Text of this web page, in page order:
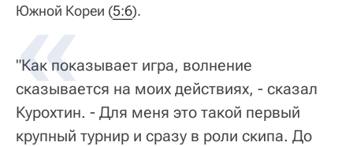
Южной Кореи (5:6).
"Как показывает игра, волнение
сказывается на моих действиях, - сказал
Курохтин. - Для меня это такой первый
крупный турнир и сразу в роли скипа. До